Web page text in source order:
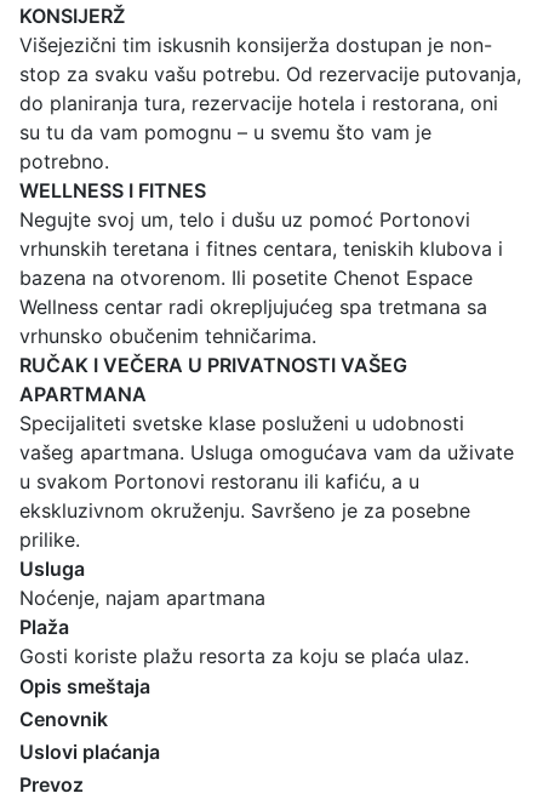
KONSIJERŽ
Višejezični tim iskusnih konsijerža dostupan je non-
stop za svaku vašu potrebu. Od rezervacije putovanja,
do planiranja tura, rezervacije hotela i restorana, oni
su tu da vam pomognu – u svemu što vam je
potrebno.
WELLNESS I FITNES
Negujte svoj um, telo i dušu uz pomoć Portonovi
vrhunskih teretana i fitnes centara, teniskih klubova i
bazena na otvorenom. Ili posetite Chenot Espace
Wellness centar radi okrepljujućeg spa tretmana sa
vrhunsko obučenim tehničarima.
RUČAK I VEČERA U PRIVATNOSTI VAŠEG
APARTMANA
Specijaliteti svetske klase posluženi u udobnosti
vašeg apartmana. Usluga omogućava vam da uživate
u svakom Portonovi restoranu ili kafiću, a u
ekskluzivnom okruženju. Savršeno je za posebne
prilike.
Usluga
Noćenje, najam apartmana
Plaža
Gosti koriste plažu resorta za koju se plaća ulaz.
Opis smeštaja
Cenovnik
Uslovi plaćanja
Prevoz